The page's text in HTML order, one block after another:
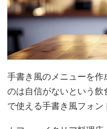
手書き風のメニューを作
のは自信がないという
で使える手書き風フォン